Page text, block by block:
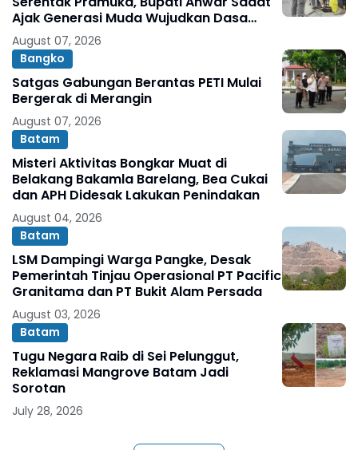
Ajak Generasi Muda Wujudkan Dasa
Darma Melalui Aksi Nyata Peduli
Lingkungan
August 07, 2026
Bangko
Satgas Gabungan Berantas PETI Mulai
Bergerak di Merangin
August 07, 2026
Batam
Misteri Aktivitas Bongkar Muat di
Belakang Bakamla Barelang, Bea Cukai
dan APH Didesak Lakukan Penindakan
August 04, 2026
Batam
LSM Dampingi Warga Pangke, Desak
Pemerintah Tinjau Operasional PT Pacific
Granitama dan PT Bukit Alam Persada
August 03, 2026
Batam
Tugu Negara Raib di Sei Pelunggut,
Reklamasi Mangrove Batam Jadi
Sorotan
July 28, 2026